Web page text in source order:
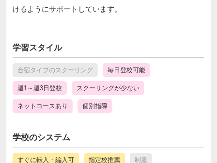
けるようにサポートしています。
学習スタイル
合宿タイプのスクーリング 毎日登校可能
週1～週3日登校 スクーリングが少ない
ネットコースあり 個別指導
学校のシステム
すぐに転入・編入可 指定校推薦 制服